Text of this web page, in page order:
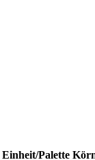
Einheit/Palette